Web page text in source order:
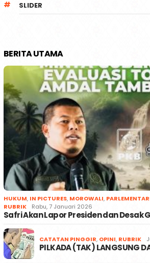
SLIDER
BERITA UTAMA
HUKUM, IN PICTURES, MOROWALI,
RUBRIK
Rabu, 7 Januari 2026
Safri Akan Lapor Presiden dan Desak
CATATAN PINGGIR, OPINI, RUBRIK
PILKADA (TAK) LANGSUNG